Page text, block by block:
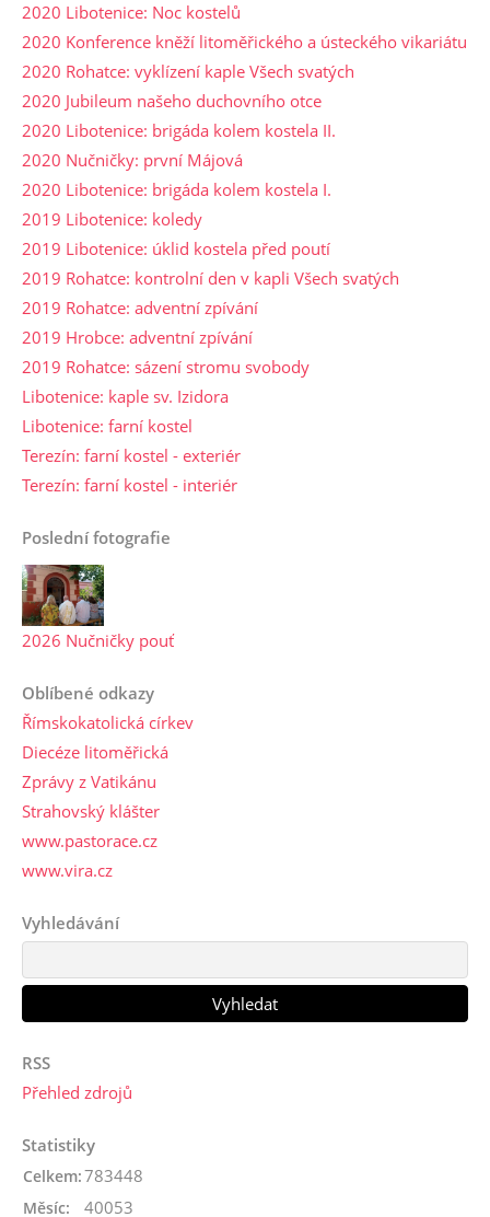
2020 Libotenice: Noc kostelů
2020 Konference kněží litoměřického a ústeckého vikariátu
2020 Rohatce: vyklízení kaple Všech svatých
2020 Jubileum našeho duchovního otce
2020 Libotenice: brigáda kolem kostela II.
2020 Nučničky: první Májová
2020 Libotenice: brigáda kolem kostela I.
2019 Libotenice: koledy
2019 Libotenice: úklid kostela před poutí
2019 Rohatce: kontrolní den v kapli Všech svatých
2019 Rohatce: adventní zpívání
2019 Hrobce: adventní zpívání
2019 Rohatce: sázení stromu svobody
Libotenice: kaple sv. Izidora
Libotenice: farní kostel
Terezín: farní kostel - exteriér
Terezín: farní kostel - interiér
Poslední fotografie
2026 Nučničky pouť
Oblíbené odkazy
Římskokatolická církev
Diecéze litoměřická
Zprávy z Vatikánu
Strahovský klášter
www.pastorace.cz
www.vira.cz
Vyhledávání
RSS
Přehled zdrojů
Statistiky
Celkem:783448
Měsíc: 40053